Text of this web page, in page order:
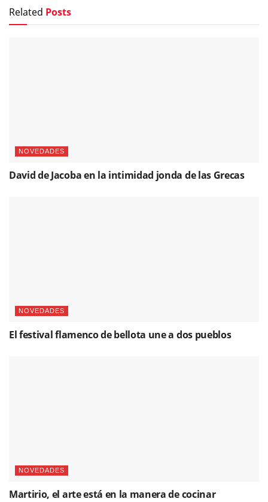
Related Posts
NOVEDADES
David de Jacoba en la intimidad jonda de las Grecas
NOVEDADES
El festival flamenco de bellota une a dos pueblos
NOVEDADES
Martirio, el arte está en la manera de cocinar